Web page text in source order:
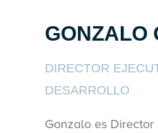
GONZALO
DIRECTOR
DESARROLLO
Gonzalo es Director